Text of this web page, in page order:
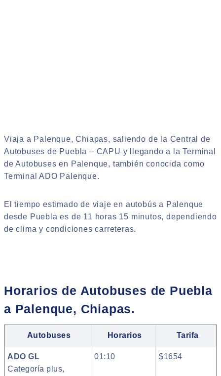
Viaja a Palenque, Chiapas, saliendo de la Central de
Autobuses de Puebla – CAPU y llegando a la Terminal
de Autobuses en Palenque, también conocida como
Terminal ADO Palenque.
El tiempo estimado de viaje en autobús a Palenque
desde Puebla es de 11 horas 15 minutos, dependiendo
de clima y condiciones carreteras.
Horarios de Autobuses de Puebla
a Palenque, Chiapas.
Autobuses Horarios Tarifa
ADO GL
Categoría plus,
01:10 $1654